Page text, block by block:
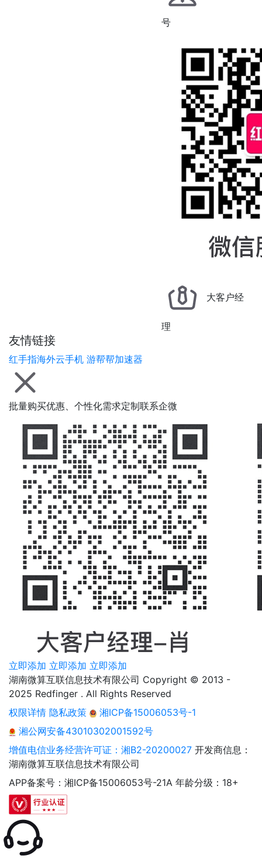
友情链接
红手指海外云手机 游帮帮加速器
号
大客户经
理
批量购买优惠、个性化需求定制联系企微
立即添加 立即添加 立即添加
湖南微算互联信息技术有限公司 Copyright © 2013 -
2025 Redfinger . All Rights Reserved
权限详情 隐私政策
湘ICP备15006053号-1
湘公网安备43010302001592号
增值电信业务经营许可证：湘B2-20200027 开发商信息：
湖南微算互联信息技术有限公司
APP备案号：湘ICP备15006053号-21A 年龄分级：18+